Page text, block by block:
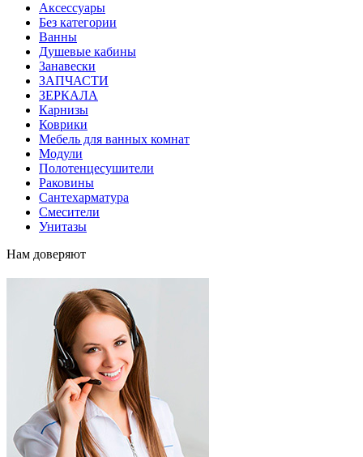
Аксессуары
Без категории
Ванны
Душевые кабины
Занавески
ЗАПЧАСТИ
ЗЕРКАЛА
Карнизы
Коврики
Мебель для ванных комнат
Модули
Полотенцесушители
Раковины
Сантехарматура
Смесители
Унитазы
Нам доверяют